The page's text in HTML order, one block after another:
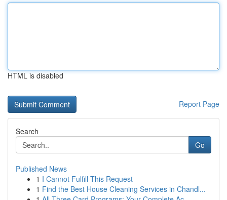
HTML is disabled
Report Page
Search
Go
Published News
1 I Cannot Fulfill This Request
1 Find the Best House Cleaning Services in Chandl...